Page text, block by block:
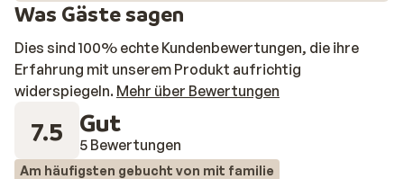
Was Gäste sagen
Dies sind 100% echte Kundenbewertungen, die ihre
Erfahrung mit unserem Produkt aufrichtig
widerspiegeln. Mehr über Bewertungen
7.5 Gut
5 Bewertungen
Am häufigsten gebucht von mit familie